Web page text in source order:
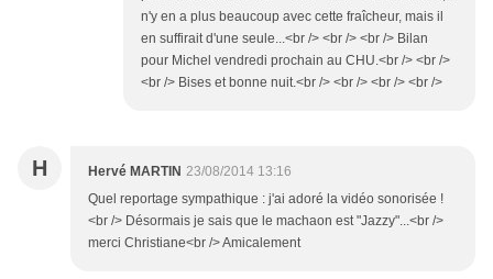
n'y en a plus beaucoup avec cette fraîcheur, mais il
en suffirait d'une seule...<br /> <br /> <br /> Bilan
pour Michel vendredi prochain au CHU.<br /> <br />
<br /> Bises et bonne nuit.<br /> <br /> <br /> <br />
H Hervé MARTIN 23/08/2014 13:16
Quel reportage sympathique : j'ai adoré la vidéo sonorisée !
<br /> Désormais je sais que le machaon est "Jazzy"...<br />
merci Christiane<br /> Amicalement